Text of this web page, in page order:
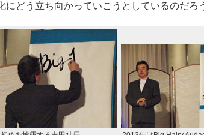
にどう立ち向かっていこうとしているのだろ